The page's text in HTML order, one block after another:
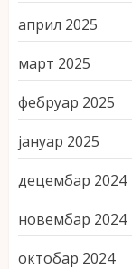
април 2025
март 2025
фебруар 2025
јануар 2025
децембар 2024
новембар 2024
октобар 2024